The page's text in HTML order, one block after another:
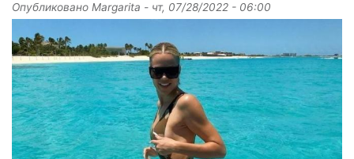
Опубликовано Margarita - чт, 07/28/2022 - 06:00